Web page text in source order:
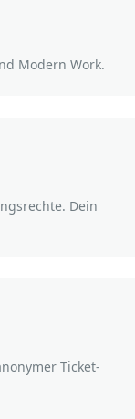
Modern Work.
Dein
Ticket-